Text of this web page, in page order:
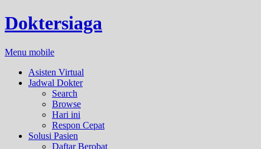
Doktersiaga
Menu mobile
Asisten Virtual
Jadwal Dokter
Search
Browse
Hari ini
Respon Cepat
Solusi Pasien
Daftar Berobat